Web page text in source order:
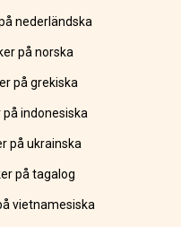
nederländska
på norska
på grekiska
på indonesiska
på ukrainska
på tagalog
vietnamesiska